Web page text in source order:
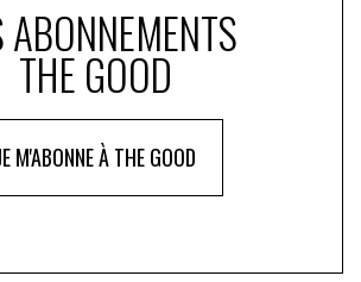
ABONNEMENTS
THE GOOD
M'ABONNE À THE GOOD